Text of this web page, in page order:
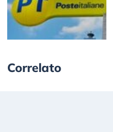
Correlato